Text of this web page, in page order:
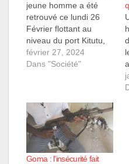
jeune homme a été
retrouvé ce lundi 26
Février flottant au
niveau du port Kitutu,
dans le quartier
Keshero, suscitant
découverte à été
signalée par la
population. L'identité
de la victime demeure
pour l'instant inconnue,
février 27, 2024
Dans "Société"
Goma : l’insécurité fait